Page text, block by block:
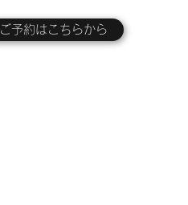
ご予約はこちらから